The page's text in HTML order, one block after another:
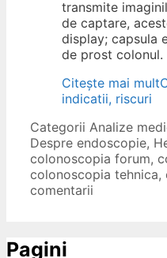
transmite
de captare,
display; capsula
de prost colonul.
Citește mai mult
indicatii, riscuri
Categorii Analize
Despre endoscopie,
colonoscopia forum,
colonoscopia tehnica,
comentarii
Pagini